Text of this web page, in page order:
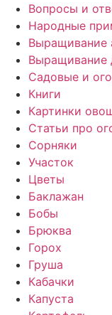
Вопросы и
Народные
Выращивание
Выращивание
Садовые и
Книги
Картинки
Статьи про
Сорняки
Участок
Цветы
Баклажан
Бобы
Брюква
Горох
Груша
Кабачки
Капуста